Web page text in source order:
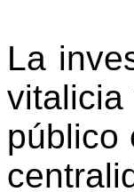
La
vitalicia
público